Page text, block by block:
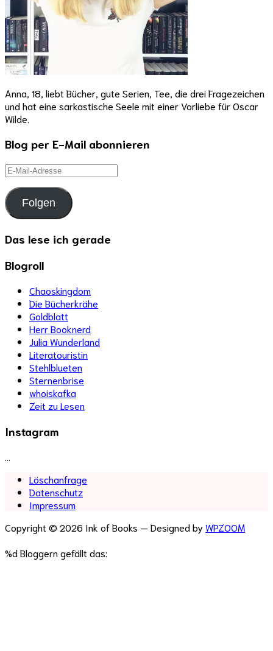
Anna, 18, liebt Bücher, gute Serien, Tee, die drei Fragezeichen
und hat eine sarkastische Seele mit einer Vorliebe für Oscar
Wilde.
Blog per E-Mail abonnieren
E-
Mail-
Adresse
Folgen
Das lese ich gerade
Blogroll
Chaoskingdom
Die Bücherkrähe
Goldblatt
Herr Booknerd
Julia Wunderland
Literatouristin
Stehlblueten
Sternenbrise
whoiskafka
Zeit zu Lesen
Instagram
Löschanfrage
Datenschutz
Impressum
Copyright © 2026 Ink of Books — Designed byWPZOOM
%dBloggern gefällt das: